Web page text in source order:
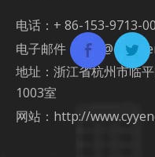
电话：+ 86-153-9713-
电子邮件：
地址：浙江省杭州市临
1003室
网站： http://